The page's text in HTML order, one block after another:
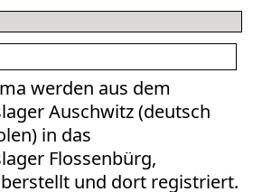
werden aus dem
Auschwitz (deutsch
in das
Flossenbürg,
und dort registriert.